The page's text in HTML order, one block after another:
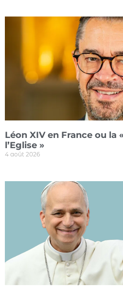
Léon XIV en France ou la
l’Eglise »
4 août 2026